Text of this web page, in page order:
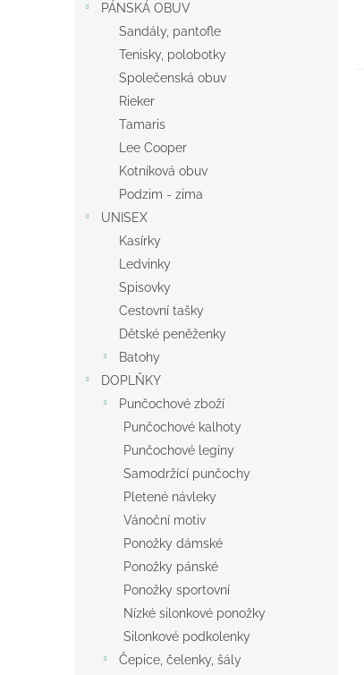
PÁNSKÁ OBUV
Sandály, pantofle
Tenisky, polobotky
Společenská obuv
Rieker
Tamaris
Lee Cooper
Kotníková obuv
Podzim - zima
UNISEX
Kasírky
Ledvinky
Spisovky
Cestovní tašky
Dětské peněženky
Batohy
DOPLŇKY
Punčochové zboží
Punčochové kalhoty
Punčochové legíny
Samodržící punčochy
Pletené návleky
Vánoční motiv
Ponožky dámské
Ponožky pánské
Ponožky sportovní
Nízké silonkové ponožky
Silonkové podkolenky
Čepice, čelenky, šály